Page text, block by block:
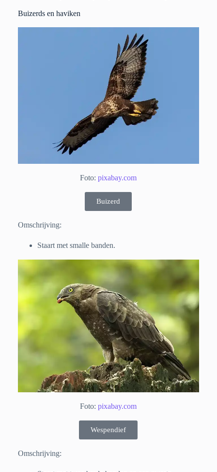
Buizerds en haviken
Foto:pixabay.com
Buizerd
Omschrijving:
Staart met smalle banden.
Foto:pixabay.com
Wespendief
Omschrijving: